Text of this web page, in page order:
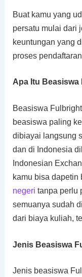
Buat kamu yang
persatu mulai dari
keuntungan yang
proses
Apa Itu
Beasiswa
beasiswa paling
dibiayai langsung
dan di Indonesia
Indonesian
kamu bisa dapetin
negeri tanpa perlu
semuanya sudah
dari biaya kuliah,
Jenis Beasiswa
Jenis beasiswa